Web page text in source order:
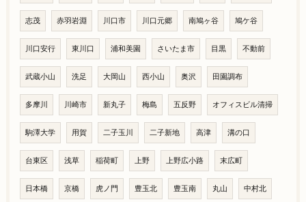
志茂 赤羽岩淵 川口市 川口元郷 南鳩ヶ谷 鳩ケ谷
川口安行 東川口 浦和美園 さいたま市 目黒 不動前
武蔵小山 洗足 大岡山 西小山 奥沢 田園調布
多摩川 川崎市 新丸子 梅島 五反野 オフィスビル清掃
駒澤大学 用賀 二子玉川 二子新地 高津 溝の口
台東区 浅草 稲荷町 上野 上野広小路 末広町
日本橋 京橋 虎ノ門 豊玉北 豊玉南 丸山 中村北